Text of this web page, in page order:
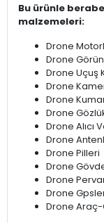
Bu ürünle
malzemeleri:
Drone
Drone
Drone Uçuş
Drone
Drone
Drone
Drone Alıcı
Drone
Drone Pilleri
Drone
Drone
Drone
Drone